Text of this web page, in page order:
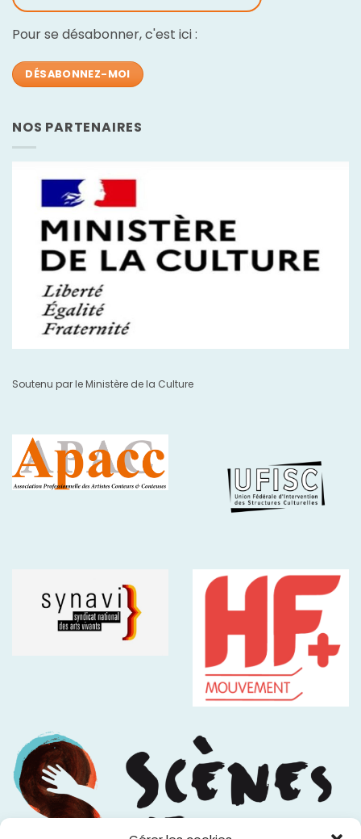
Pour se désabonner, c'est ici :
DÉSABONNEZ-MOI
NOS PARTENAIRES
Soutenu par le Ministère de la Culture